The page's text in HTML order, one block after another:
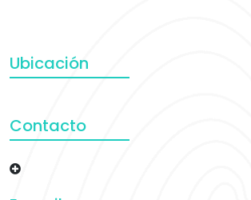
Ubicación
Contacto